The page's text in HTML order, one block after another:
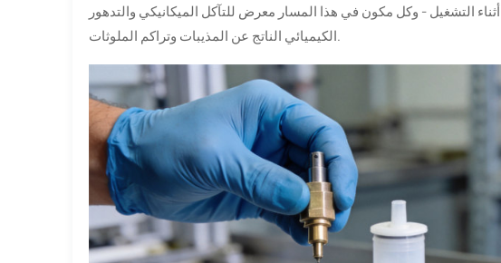
أثناء التشغيل - وكل مكون في هذا المسار معرض للتآكل الميكانيكي والتدهور
الكيميائي الناتج عن المذيبات وتراكم الملوثات.